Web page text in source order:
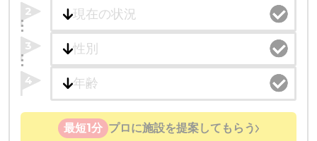
2
3
4
最短1分 プロに施設を提案してもらう